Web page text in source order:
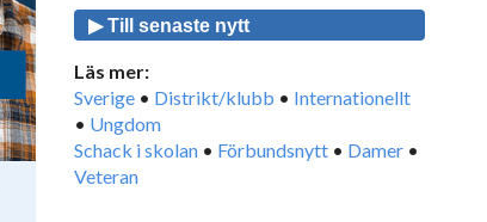
▶ Till senaste nytt
Läs mer:
Sverige • Distrikt/klubb • Internationellt
• Ungdom
Schack i skolan • Förbundsnytt • Damer •
Veteran